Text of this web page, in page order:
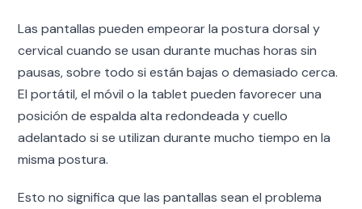
Las pantallas pueden empeorar la postura dorsal y
cervical cuando se usan durante muchas horas sin
pausas, sobre todo si están bajas o demasiado cerca.
El portátil, el móvil o la tablet pueden favorecer una
posición de espalda alta redondeada y cuello
adelantado si se utilizan durante mucho tiempo en la
misma postura.
Esto no significa que las pantallas sean el problema